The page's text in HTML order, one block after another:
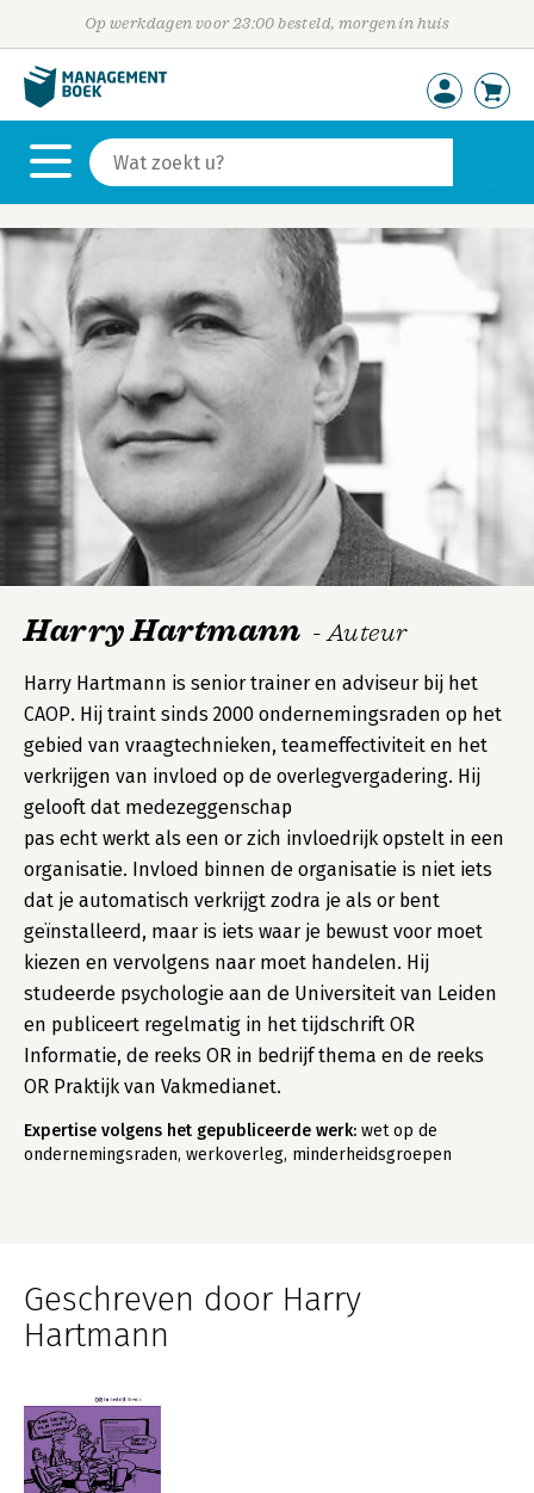
Op werkdagen voor 23:00 besteld, morgen in huis
Harry Hartmann - Auteur
Harry Hartmann is senior trainer en adviseur bij het
CAOP. Hij traint sinds 2000 ondernemingsraden op het
gebied van vraagtechnieken, teameffectiviteit en het
verkrijgen van invloed op de overlegvergadering. Hij
gelooft dat medezeggenschap
pas echt werkt als een or zich invloedrijk opstelt in een
organisatie. Invloed binnen de organisatie is niet iets
dat je automatisch verkrijgt zodra je als or bent
geïnstalleerd, maar is iets waar je bewust voor moet
kiezen en vervolgens naar moet handelen. Hij
studeerde psychologie aan de Universiteit van Leiden
en publiceert regelmatig in het tijdschrift OR
Informatie, de reeks OR in bedrijf thema en de reeks
OR Praktijk van Vakmedianet.
Expertise volgens het gepubliceerde werk: wet op de
ondernemingsraden, werkoverleg, minderheidsgroepen
Geschreven door Harry
Hartmann